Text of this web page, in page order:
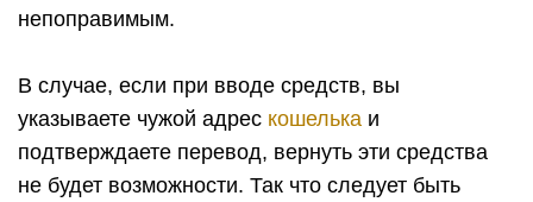
непоправимым.
В случае, если при вводе средств, вы
указываете чужой адрес кошелька и
подтверждаете перевод, вернуть эти средства
не будет возможности. Так что следует быть